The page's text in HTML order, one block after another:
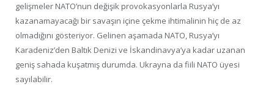
gelişmeler NATO’nun değişik provokasyonlarla Rusya’yı
kazanamayacağı bir savaşın içine çekme ihtimalinin hiç de az
olmadığını gösteriyor. Gelinen aşamada NATO, Rusya’yı
Karadeniz’den Baltık Denizi ve İskandinavya’ya kadar uzanan
geniş sahada kuşatmış durumda. Ukrayna da fiili NATO üyesi
sayılabilir.